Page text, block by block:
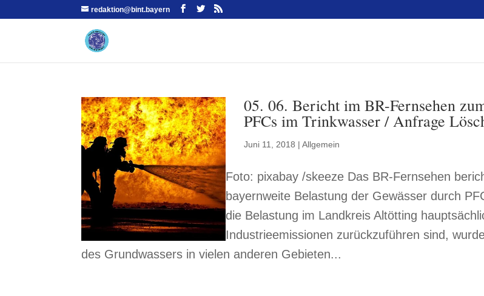
redaktion@bint.bayern
05. 06. Bericht im BR-Fernsehen
PFCs im Trinkwasser / Anfrage
Juni 11, 2018 | Allgemein
Foto: pixabay /skeeze Das BR-Fernsehen
bayernweite Belastung der Gewässer durch
die Belastung im Landkreis Altötting
Industrieemissionen zurückzuführen sind,
des Grundwassers in vielen anderen Gebieten...